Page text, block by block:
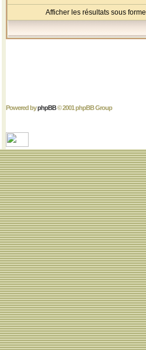
Afficher les résultats sous
Powered byphpBB© 2001 phpBB Group